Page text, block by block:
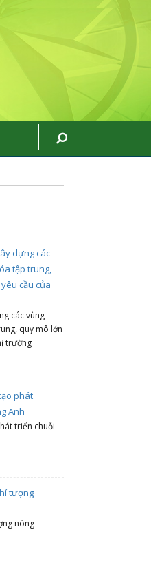
các vùng
quy mô lớn
trường
triển chuỗi
nông